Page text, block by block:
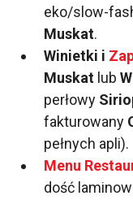
eko/slow-
Muskat.
Winietki i
Muskat lub
perłowy
fakturowany
pełnych apli).
Menu
dość